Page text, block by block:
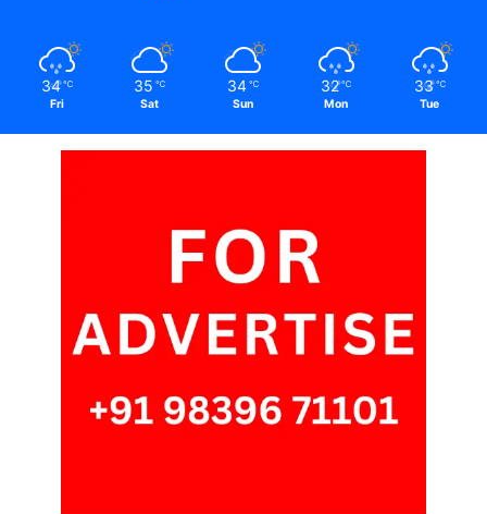
34 ℃
Fri
35 ℃
Sat
34 ℃
Sun
32 ℃
Mon
33 ℃
Tue